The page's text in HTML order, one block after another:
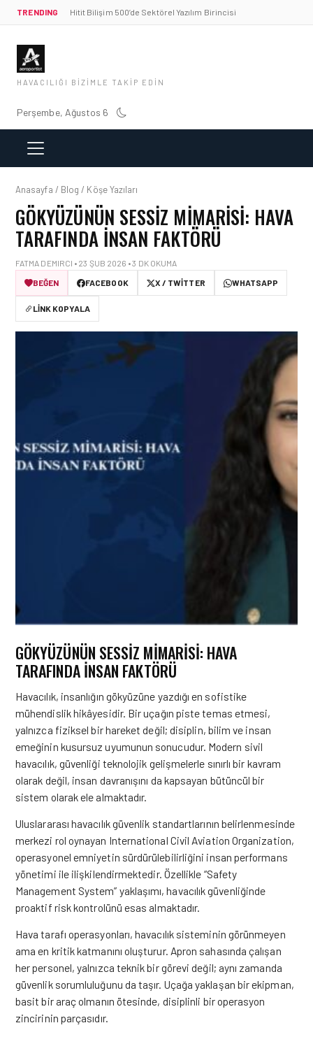
TRENDING Hitit Bilişim 500’de Sektörel Yazılım Birincisi
HAVACILIĞI BIZIMLE TAKIP EDIN
Perşembe, Ağustos 6
Anasayfa / Blog / Köşe Yazıları
GÖKYÜZÜNÜN SESSIZ MIMARISI: HAVA
TARAFINDA İNSAN FAKTÖRÜ
FATMA DEMIRCI • 23 ŞUB 2026 • 3 DK OKUMA
BEĞEN
FACEBOOK X / TWITTER WHATSAPP
LINK KOPYALA
GÖKYÜZÜNÜN SESSIZ MIMARISI: HAVA
TARAFINDA İNSAN FAKTÖRÜ
Havacılık, insanlığın gökyüzüne yazdığı en sofistike
mühendislik hikâyesidir. Bir uçağın piste temas etmesi,
yalnızca fiziksel bir hareket değil; disiplin, bilim ve insan
emeğinin kusursuz uyumunun sonucudur. Modern sivil
havacılık, güvenliği teknolojik gelişmelerle sınırlı bir kavram
olarak değil, insan davranışını da kapsayan bütüncül bir
sistem olarak ele almaktadır.
Uluslararası havacılık güvenlik standartlarının belirlenmesinde
merkezi rol oynayan International Civil Aviation Organization,
operasyonel emniyetin sürdürülebilirliğini insan performans
yönetimi ile ilişkilendirmektedir. Özellikle “Safety
Management System” yaklaşımı, havacılık güvenliğinde
proaktif risk kontrolünü esas almaktadır.
Hava tarafı operasyonları, havacılık sisteminin görünmeyen
ama en kritik katmanını oluşturur. Apron sahasında çalışan
her personel, yalnızca teknik bir görevi değil; aynı zamanda
güvenlik sorumluluğunu da taşır. Uçağa yaklaşan bir ekipman,
basit bir araç olmanın ötesinde, disiplinli bir operasyon
zincirinin parçasıdır.